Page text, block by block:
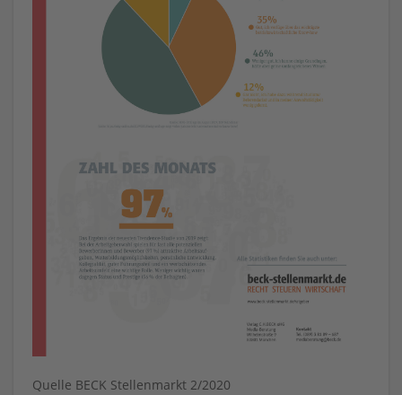
Quelle BECK Stellenmarkt 2/2020